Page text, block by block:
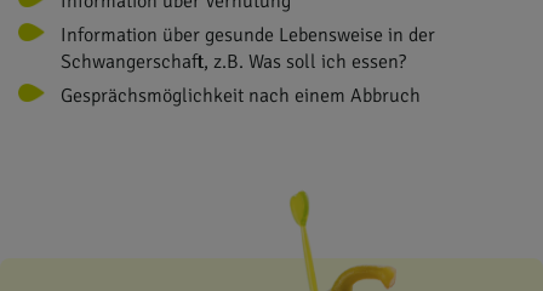
Information über gesunde Lebensweise in der
Schwangerschaft, z.B. Was soll ich essen?
Gesprächsmöglichkeit nach einem Abbruch